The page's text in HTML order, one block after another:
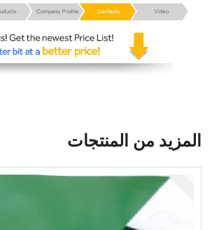
المزيد من المنتجات